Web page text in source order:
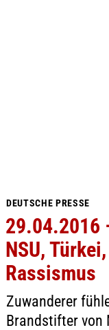
DEUTSCHE PRESSE
29.04.2016
NSU,
Rassismus
Zuwanderer
Brandstifter von